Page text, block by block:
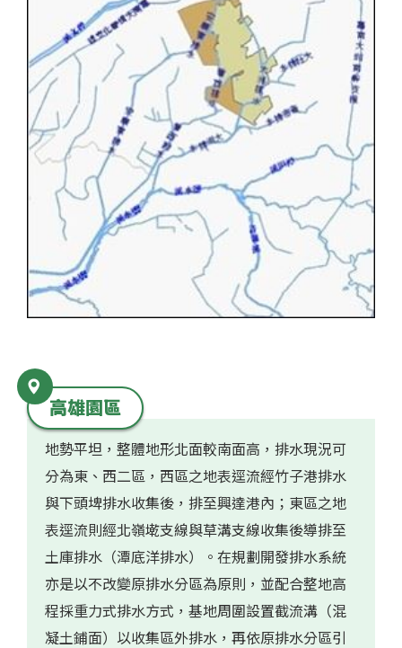
高雄園區
地勢平坦，整體地形北面較南面高，排水現況可
分為東、西二區，西區之地表逕流經竹子港排水
與下頭埤排水收集後，排至興達港內；東區之地
表逕流則經北嶺墘支線與草溝支線收集後導排至
土庫排水（潭底洋排水）。在規劃開發排水系統
亦是以不改變原排水分區為原則，並配合整地高
程採重力式排水方式，基地周圍設置截流溝（混
凝土鋪面）以收集區外排水，再依原排水分區引